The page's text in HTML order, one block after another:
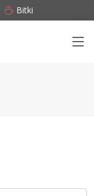
Bitki